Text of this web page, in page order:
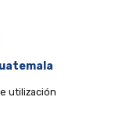
utilización